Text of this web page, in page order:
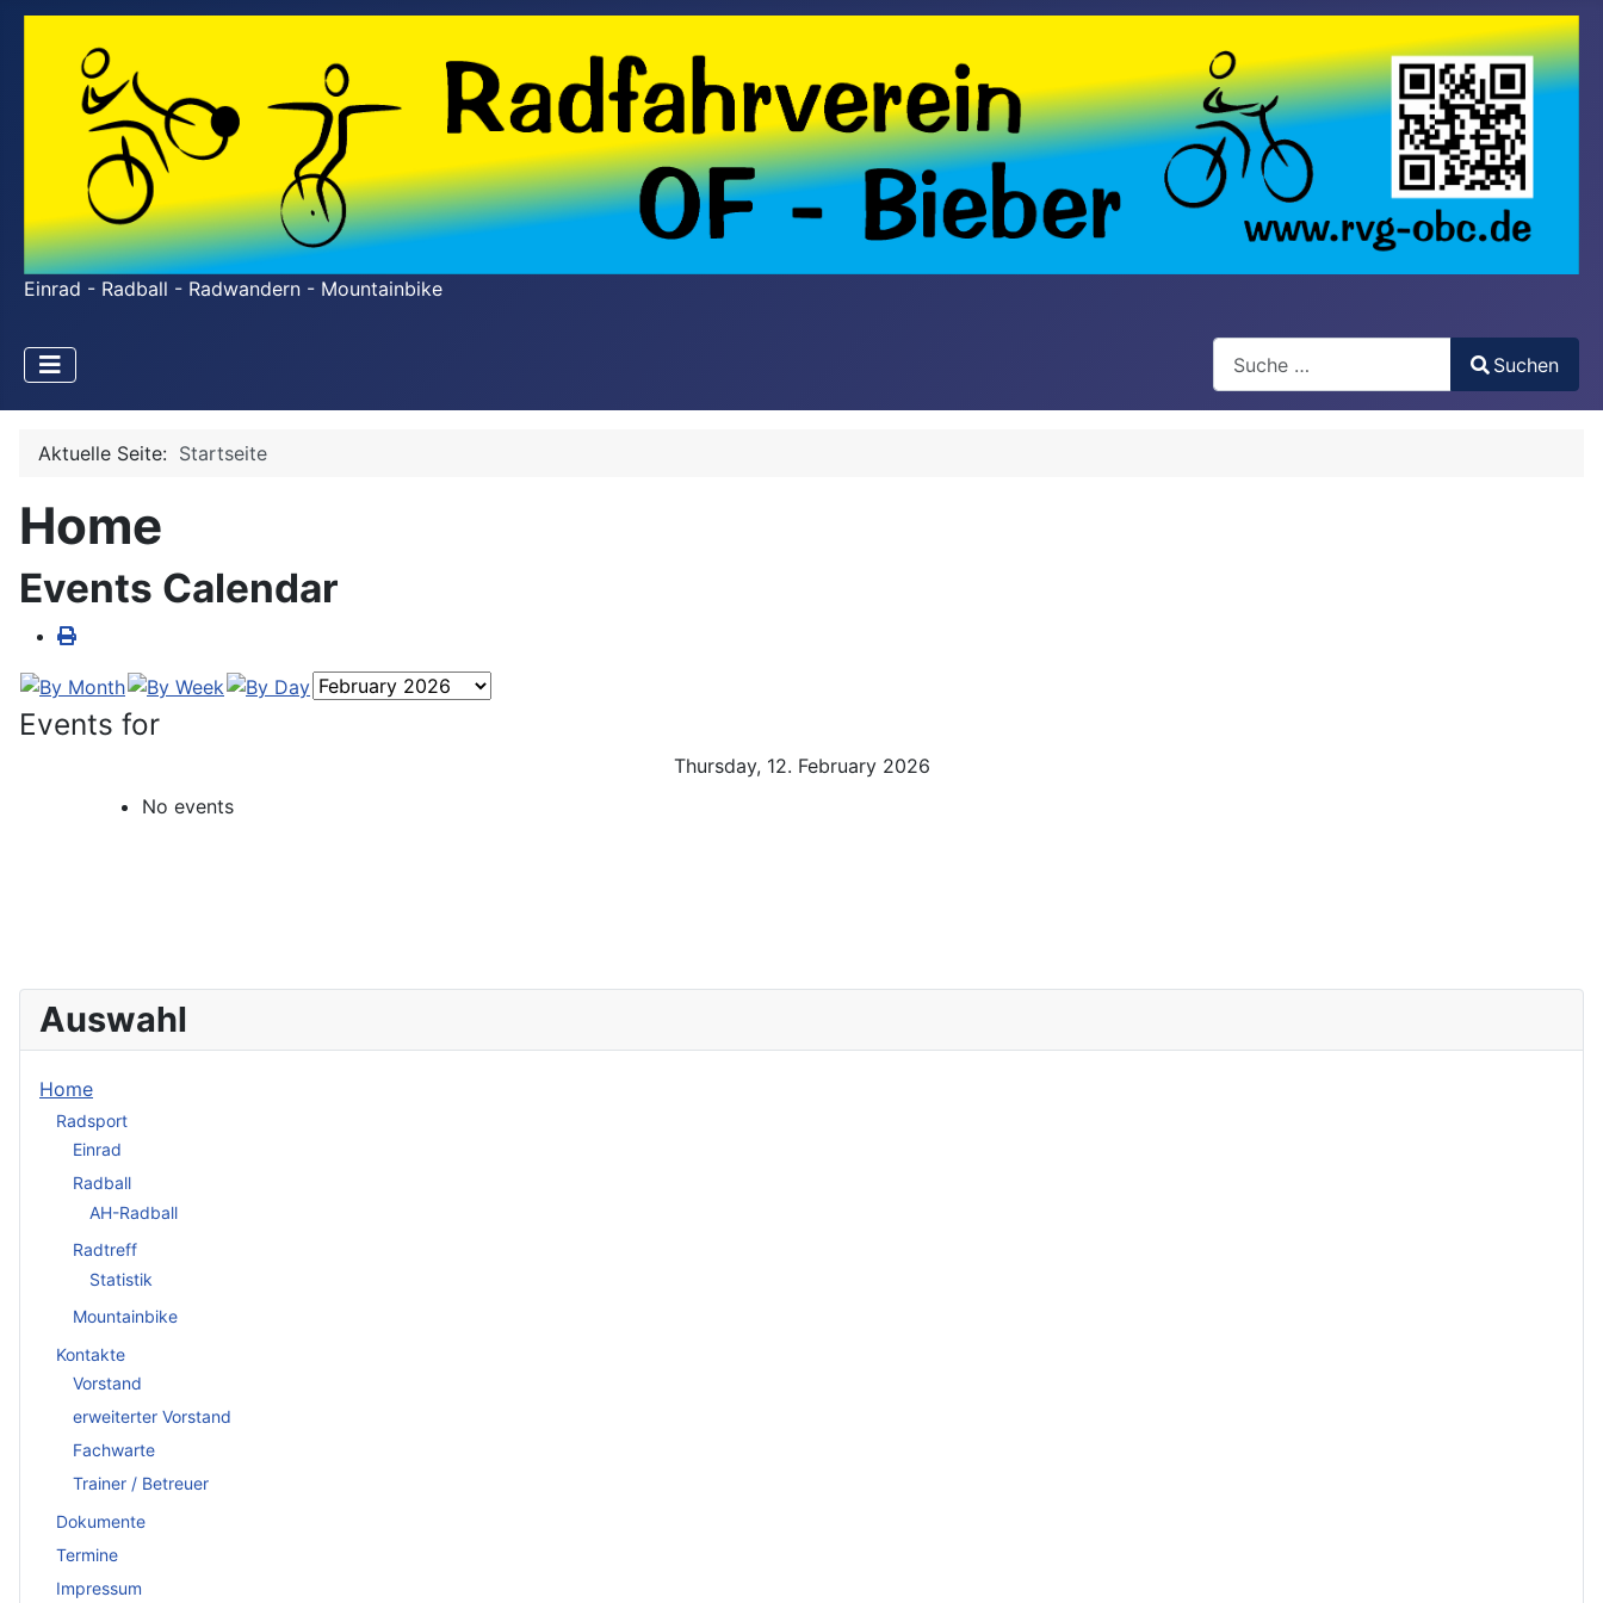
Einrad - Radball - Radwandern - Mountainbike
Type 2 or more characters for results.
Suchen
Aktuelle Seite: Startseite
Home
Events Calendar
Events for
Thursday, 12. February 2026
No events
Auswahl
Home
Radsport
Einrad
Radball
AH-Radball
Radtreff
Statistik
Mountainbike
Kontakte
Vorstand
erweiterter Vorstand
Fachwarte
Trainer / Betreuer
Dokumente
Termine
Impressum